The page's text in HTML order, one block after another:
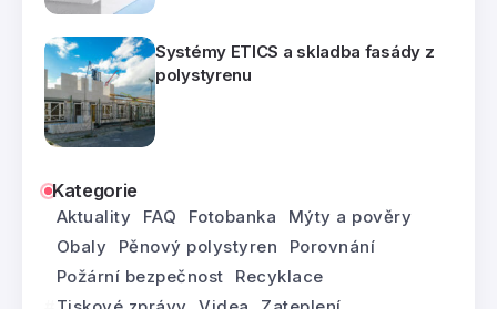
Systémy ETICS a skladba fasády z
polystyrenu
Kategorie
Aktuality FAQ Fotobanka
Mýty a pověry
Obaly
Pěnový polystyren
Porovnání
Požární bezpečnost
Recyklace